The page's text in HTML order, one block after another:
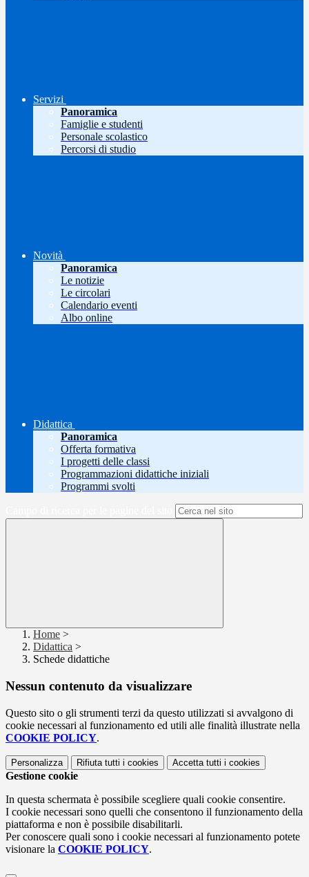
Servizi
Panoramica
Famiglie e studenti
Personale scolastico
Percorsi di studio
Novità
Panoramica
Le notizie
Le circolari
Calendario eventi
Albo online
Didattica
Panoramica
Offerta formativa
I progetti delle classi
Programmazioni didattiche iniziali
Programmi svolti
Home >
Didattica >
Schede didattiche
Nessun contenuto da visualizzare
Questo sito o gli strumenti terzi da questo utilizzati si avvalgono di
cookie necessari al funzionamento ed utili alle finalità illustrate nella
COOKIE POLICY.
Personalizza Rifiuta tutti i cookies Accetta tutti i cookies
Gestione cookie
In questa schermata è possibile scegliere quali cookie consentire.
I cookie necessari sono quelli che consentono il funzionamento della
piattaforma e non è possibile disabilitarli.
Per conoscere quali sono i cookie necessari al funzionamento potete
visionare la COOKIE POLICY.